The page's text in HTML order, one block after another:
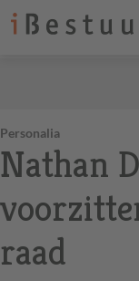
Personalia
Nathan
raad